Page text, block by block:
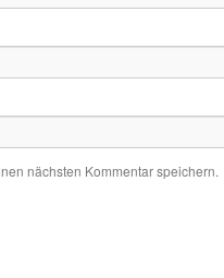
nächsten Kommentar speichern.